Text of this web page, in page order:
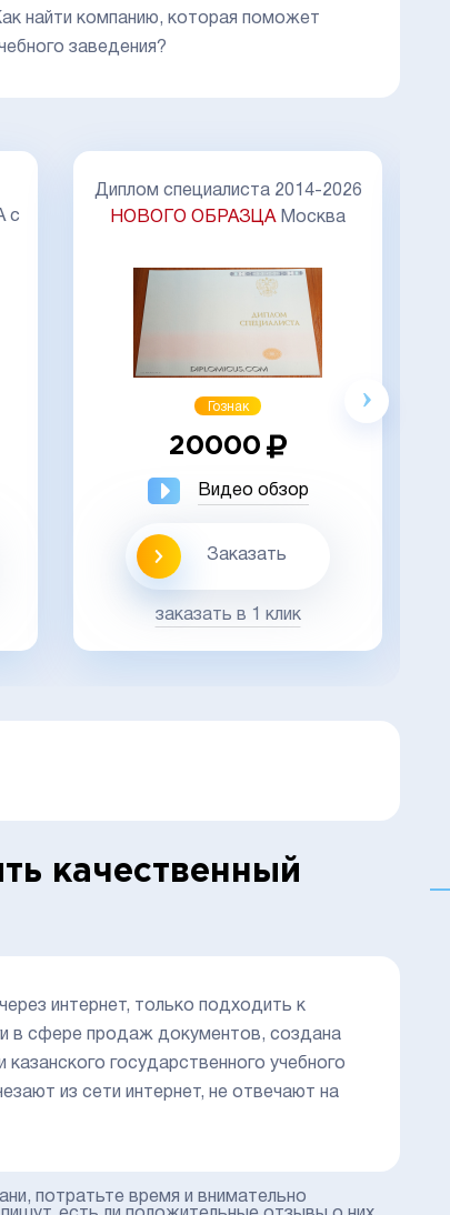
найти компанию, которая поможет
заведения?
Диплом специалиста
2011-2013 год
Гознак
18000
Видео обзор
Заказать
заказать в 1 клик
качественный
интернет, только подходить к
в сфере продаж документов, создана
государственного учебного
из сети интернет, не отвечают на
потратьте время и внимательно